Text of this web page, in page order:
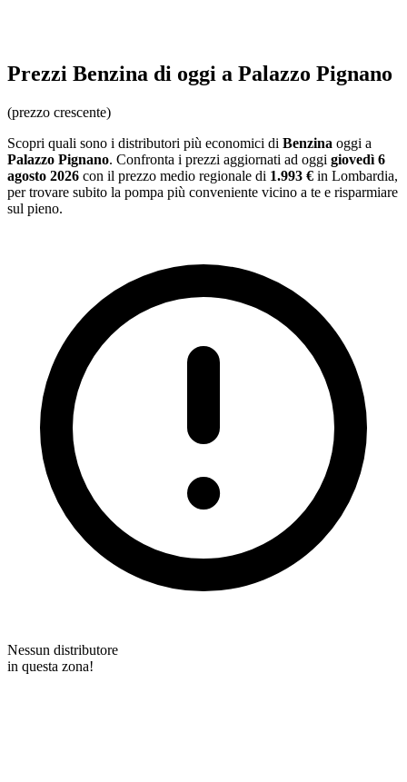
Prezzi Benzina di oggi a Palazzo Pignano
(prezzo crescente)
Scopri quali sono i distributori più economici di Benzina oggi a
Palazzo Pignano. Confronta i prezzi aggiornati ad oggi giovedì 6
agosto 2026 con il prezzo medio regionale di 1.993 € in Lombardia,
per trovare subito la pompa più conveniente vicino a te e risparmiare
sul pieno.
Nessun distributore
in questa zona!